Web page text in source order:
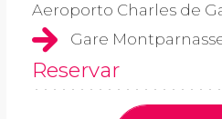
Aeroporto Charles de
Gare
Reservar